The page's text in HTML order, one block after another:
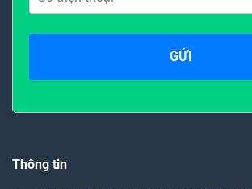
Thông tin